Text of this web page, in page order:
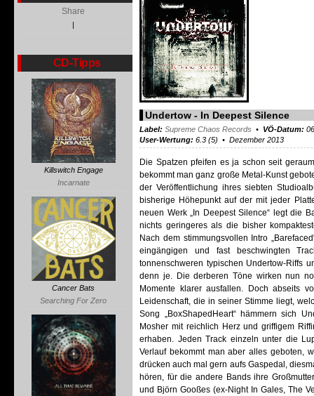
Share
|
CD-Tipps
Killswitch Engage
Incarnate
Cancer Bats
Searching For Zero
Undertow - In Deepest Silence
Label: Supreme Chaos Records • VÖ-Datum:
User-Wertung:6.3 (5) • Dezember 2013
Die Spatzen pfeifen es ja schon seit
bekommt man ganz große Metal-Kunst
der Veröffentlichung ihres siebten
bisherige Höhepunkt auf der mit jeder
neuen Werk „In Deepest Silence“ legt die
nichts geringeres als die bisher
Nach dem stimmungsvollen Intro
eingängigen und fast beschwingten
tonnenschweren typischen Undertow-Riffs
denn je. Die derberen Töne wirken nun
Momente klarer ausfallen. Doch abseits
Leidenschaft, die in seiner Stimme liegt,
Song „BoxShapedHeart“ hämmern sich
Mosher mit reichlich Herz und griffigem
erhaben. Jeden Track einzeln unter die
Verlauf bekommt man aber alles geboten,
drücken auch mal gern aufs Gaspedal,
hören, für die andere Bands ihre
und Björn Gooßes (ex-Night In Gales, The